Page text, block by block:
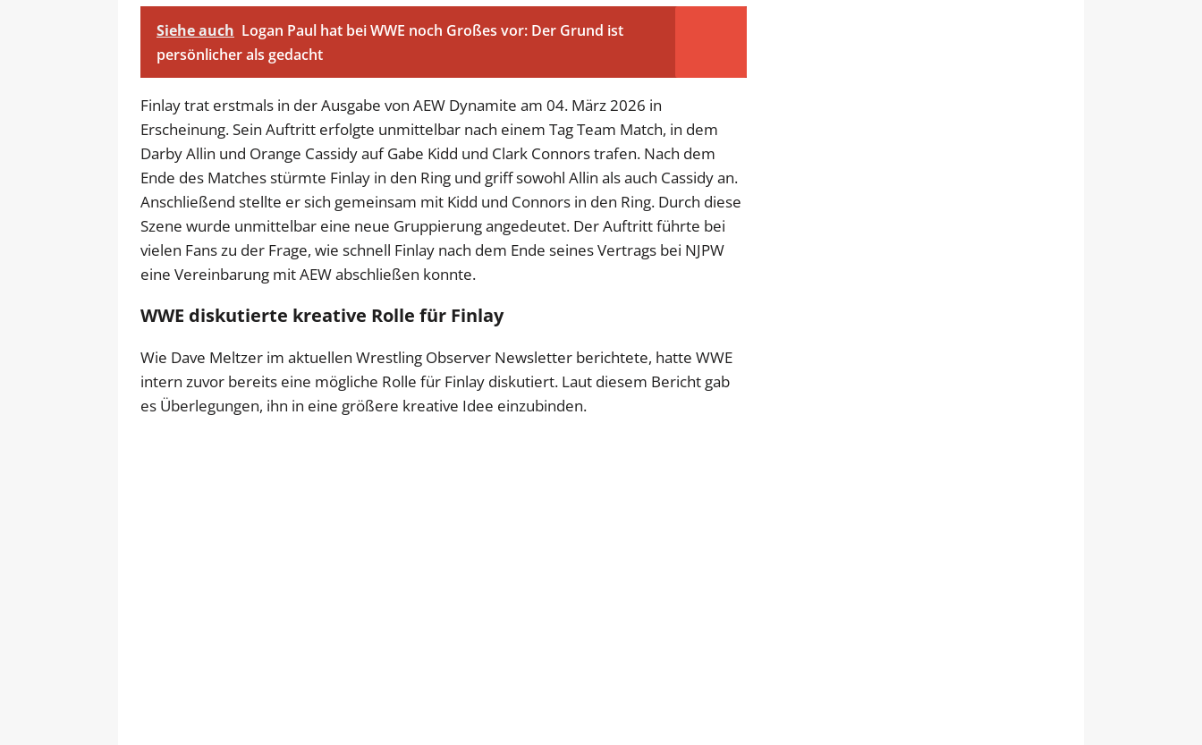
Siehe auch Logan Paul hat bei WWE noch Großes vor: Der Grund ist
persönlicher als gedacht
Finlay trat erstmals in der Ausgabe von AEW Dynamite am 04. März 2026 in
Erscheinung. Sein Auftritt erfolgte unmittelbar nach einem Tag Team Match, in dem
Darby Allin und Orange Cassidy auf Gabe Kidd und Clark Connors trafen. Nach dem
Ende des Matches stürmte Finlay in den Ring und griff sowohl Allin als auch Cassidy an.
Anschließend stellte er sich gemeinsam mit Kidd und Connors in den Ring. Durch diese
Szene wurde unmittelbar eine neue Gruppierung angedeutet. Der Auftritt führte bei
vielen Fans zu der Frage, wie schnell Finlay nach dem Ende seines Vertrags bei NJPW
eine Vereinbarung mit AEW abschließen konnte.
WWE diskutierte kreative Rolle für Finlay
Wie Dave Meltzer im aktuellen Wrestling Observer Newsletter berichtete, hatte WWE
intern zuvor bereits eine mögliche Rolle für Finlay diskutiert. Laut diesem Bericht gab
es Überlegungen, ihn in eine größere kreative Idee einzubinden.